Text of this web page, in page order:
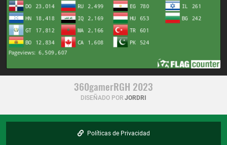
360gamerRGH 2023
DISEÑADO POR JORDRI
Políticas de Privacidad